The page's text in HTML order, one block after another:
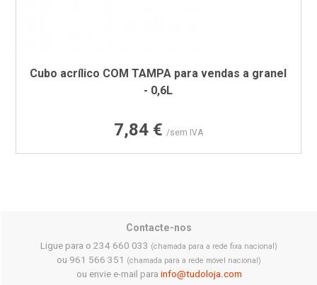
Cubo acrílico COM TAMPA para vendas a granel
- 0,6L
Preço
7,84 € /sem IVA
Contacte-nos
Ligue para o 234 660 033 (chamada para a rede fixa nacional)
ou 961 566 351 (chamada para a rede móvel nacional)
ou envie e-mail para info@tudoloja.com